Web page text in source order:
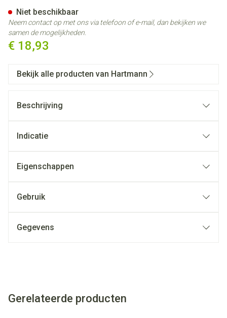
€ 18,93
Niet beschikbaar
Neem contact op met ons via telefoon of e-mail, dan bekijken we
samen de mogelijkheden.
Bekijk alle producten van Hartmann
Beschrijving
Indicatie
Eigenschappen
Gebruik
Gegevens
Gerelateerde producten